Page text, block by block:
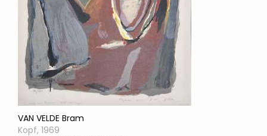
VAN VELDE Bram
Kopf, 1969